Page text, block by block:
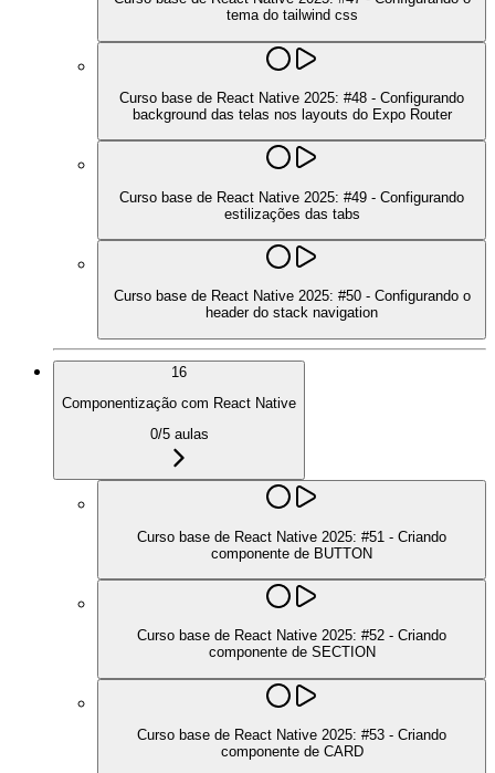
tema do tailwind css
Curso base de React Native 2025: #48 - Configurando
background das telas nos layouts do Expo Router
Curso base de React Native 2025: #49 - Configurando
estilizações das tabs
Curso base de React Native 2025: #50 - Configurando o
header do stack navigation
16
Componentização com React Native
0/5aulas
Curso base de React Native 2025: #51 - Criando
componente de BUTTON
Curso base de React Native 2025: #52 - Criando
componente de SECTION
Curso base de React Native 2025: #53 - Criando
componente de CARD